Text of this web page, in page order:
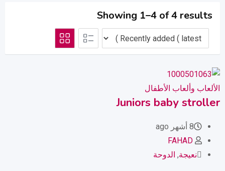
Showing 1–4 of 4 results
الألعاب وألعاب الأطفال
Juniors baby stroller
8 أشهر ago
FAHAD
نعيجة, الدوحة